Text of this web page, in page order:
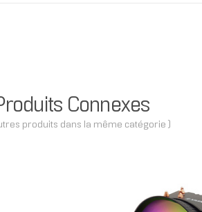
Connexes
produits dans la même catégorie )